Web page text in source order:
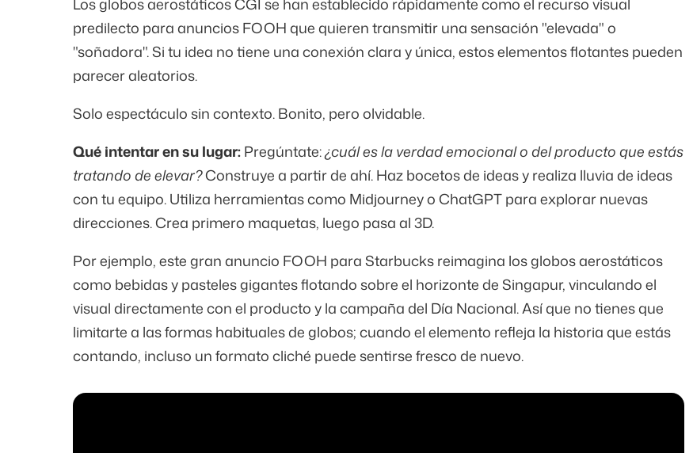
Los globos aerostáticos CGI se han establecido rápidamente como el recurso visual
predilecto para anuncios FOOH que quieren transmitir una sensación "elevada" o
"soñadora". Si tu idea no tiene una conexión clara y única, estos elementos flotantes pueden
parecer aleatorios.
Solo espectáculo sin contexto. Bonito, pero olvidable.
Qué intentar en su lugar:Pregúntate:¿cuál es la verdad emocional o del producto que estás
tratando de elevar?Construye a partir de ahí. Haz bocetos de ideas y realiza lluvia de ideas
con tu equipo. Utiliza herramientas como Midjourney o ChatGPT para explorar nuevas
direcciones. Crea primero maquetas, luego pasa al 3D.
Por ejemplo, este gran anuncio FOOH para Starbucks reimagina los globos aerostáticos
como bebidas y pasteles gigantes flotando sobre el horizonte de Singapur, vinculando el
visual directamente con el producto y la campaña del Día Nacional. Así que no tienes que
limitarte a las formas habituales de globos; cuando el elemento refleja la historia que estás
contando, incluso un formato cliché puede sentirse fresco de nuevo.